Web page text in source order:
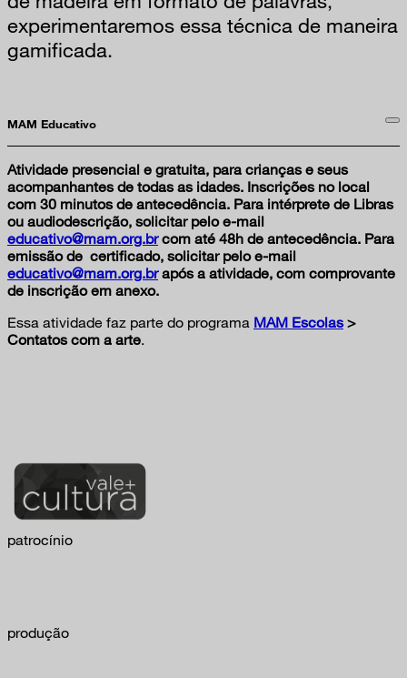
experimentaremos essa técnica de maneira
gamificada.
MAM Educativo
Atividade presencial e gratuita, para crianças e seus
acompanhantes de todas as idades. Inscrições no local
com 30 minutos de antecedência. Para intérprete de Libras
ou audiodescrição, solicitar pelo e-mail
educativo@mam.org.brcom até 48h de antecedência. Para
emissão de certificado, solicitar pelo e-mail
educativo@mam.org.brapós a atividade, com comprovante
de inscrição em anexo.
Essa atividade faz parte do programa MAM Escolas>
Contatos com a arte.
patrocínio
produção